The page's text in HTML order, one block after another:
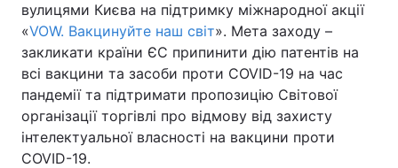
Техно і зв'язок Лайт
Зброя Інциденти
Здоров'я Туризм
Цікавинки
вулицями Києва на підтримку міжнародної акції
«VOW. Вакцинуйте наш світ». Мета заходу –
закликати країни ЄС припинити дію патентів на
всі вакцини та засоби проти COVID-19 на час
пандемії та підтримати пропозицію Світової
організації торгівлі про відмову від захисту
інтелектуальної власності на вакцини проти
COVID-19.